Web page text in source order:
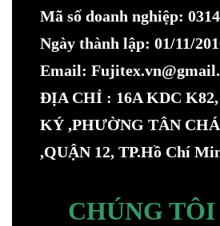
Mã số doanh nghiệp:
Ngày thành lập: 01/11/
Email:
ĐỊA CHỈ : 16A KDC
KÝ ,PHƯỜNG TÂN
,QUẬN 12, TP.Hồ Chí
CHÚNG